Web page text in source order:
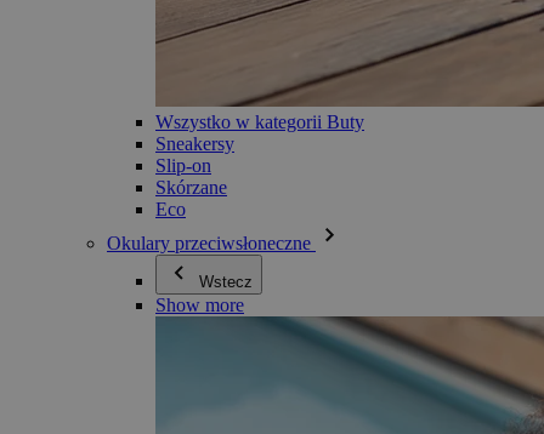
Wszystko w kategorii Buty
Sneakersy
Slip-on
Skórzane
Eco
Okulary przeciwsłoneczne
Wstecz
Show more